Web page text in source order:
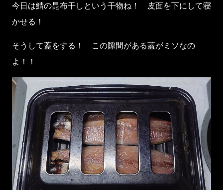
今日は鯖の昆布干しという干物ね！ 皮面を下にして寝
かせる！
そうして蓋をする！ この隙間がある蓋がミソなの
よ！！